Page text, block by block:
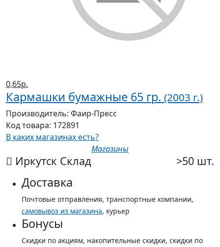
0,65р.
Кармашки бумажные 65 гр. (2003 г.)
Производитель: Фаир-Пресс
Код товара: 172891
В каких магазинах есть?
Магазины
Иркутск Склад >50 шт.
Доставка
Почтовые отправления, транспортные компании,
самовывоз из магазина, курьер
Бонусы
Скидки по акциям, накопительные скидки, скидки по